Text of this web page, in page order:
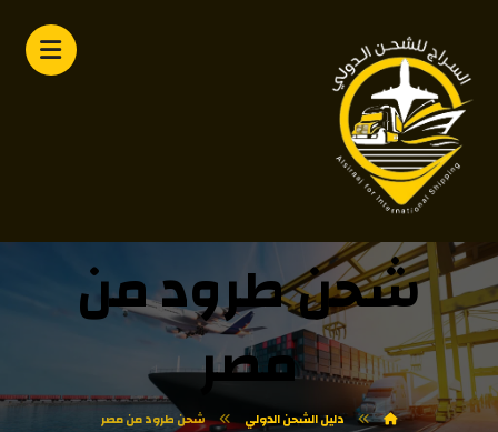
شحن طرود من
مصر
دليل الشحن الدولي شحن طرود من مصر